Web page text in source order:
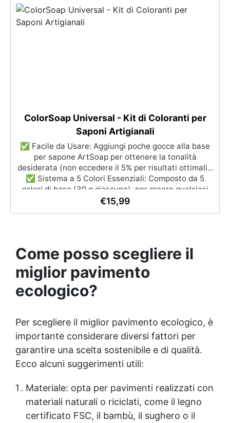
verticali. Riempie crepe e irregolarità del pavimento.
Rinnovandolo con una sola passata. 🔹 Senza
demolizioni, su qualsiasi superficie edile: piastrelle,
ColorSoap Universal - Kit di Coloranti per
Saponi Artigianali
✅ Facile da Usare: Aggiungi poche gocce alla base
per sapone ArtSoap per ottenere la tonalità
desiderata (non eccedere il 5% per risultati ottimali).
✅ Sistema a 5 Colori Essenziali: Composto da 5
colori di base (30 g ciascuno), per creare qualsiasi
tonalità, miscelando i colori. ✅ Calcolatore Online:
nel Tempo: I colori mantengono la vivacità e la
bellezza dei tuoi saponi decorativi.
€15,99
Come posso scegliere il
miglior pavimento
ecologico?
Per scegliere il miglior pavimento ecologico, è
importante considerare diversi fattori per
garantire una scelta sostenibile e di qualità.
Ecco alcuni suggerimenti utili:
Materiale: opta per pavimenti realizzati con
materiali naturali o riciclati, come il legno
certificato FSC, il bambù, il sughero o il